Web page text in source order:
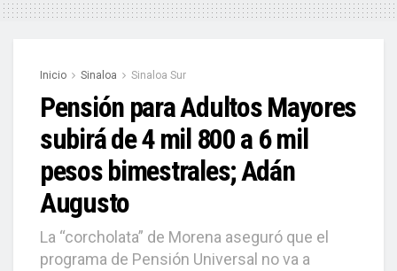
Inicio Sinaloa Sinaloa Sur
Pensión para Adultos Mayores
subirá de 4 mil 800 a 6 mil
pesos bimestrales; Adán
Augusto
La “corcholata” de Morena aseguró que el
programa de Pensión Universal no va a